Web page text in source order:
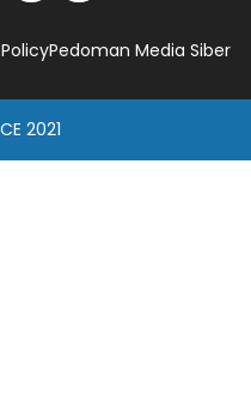
Pedoman Media Siber
2021